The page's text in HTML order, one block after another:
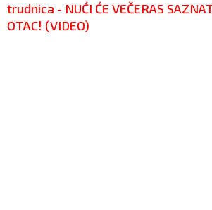
trudnica - NUĆI ĆE VEČERAS
OTAC! (VIDEO)